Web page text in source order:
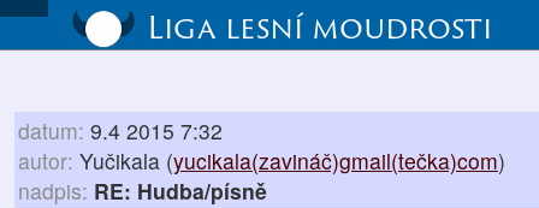
Liga lesní moudrosti
datum: 9.4 2015 7:32
autor: Yučikala (yucikala(zavináč)gmail(tečka)com)
nadpis: RE: Hudba/písně